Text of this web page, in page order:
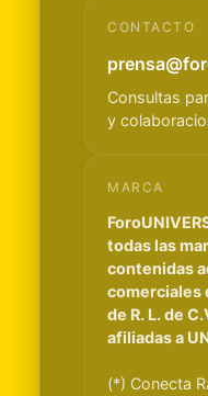
CONTACTO
Consultas
y
MARCA
todas las
contenidas
comerciales
de R. L. de
afiliadas a
(*) Conecta